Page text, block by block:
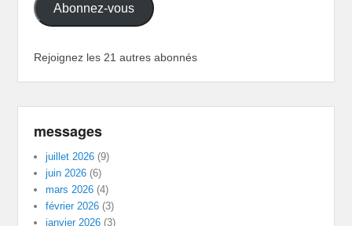
Abonnez-vous
Rejoignez les 21 autres abonnés
messages
juillet 2026 (9)
juin 2026 (6)
mars 2026 (4)
février 2026 (3)
janvier 2026 (3)